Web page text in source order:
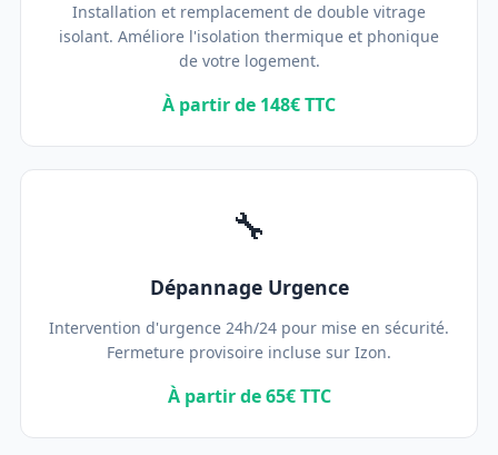
Installation et remplacement de double vitrage
isolant. Améliore l'isolation thermique et phonique
de votre logement.
À partir de 148€ TTC
🔧
Dépannage Urgence
Intervention d'urgence 24h/24 pour mise en sécurité.
Fermeture provisoire incluse sur Izon.
À partir de 65€ TTC